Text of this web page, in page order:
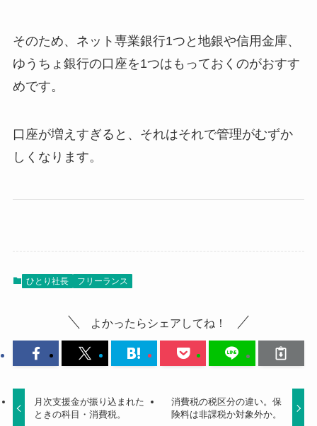
そのため、ネット専業銀行1つと地銀や信用金庫、
ゆうちょ銀行の口座を1つはもっておくのがおすす
めです。
口座が増えすぎると、それはそれで管理がむずか
しくなります。
ひとり社長 フリーランス
よかったらシェアしてね！
月次支援金が振り込まれた
ときの科目・消費税。
消費税の税区分の違い。保
険料は非課税か対象外か。